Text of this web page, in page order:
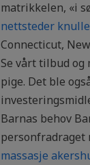
matrikkelen, «i
nettsteder
Connecticut,
Se vårt tilbud og
pige. Det ble
Barnas behov
personfradraget
massasje